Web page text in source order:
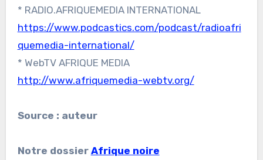
* RADIO.AFRIQUEMEDIA INTERNATIONAL
https://www.podcastics.com/podcast/radioafri
quemedia-international/
* WebTV AFRIQUE MEDIA
http://www.afriquemedia-webtv.org/
Source : auteur
Notre dossier Afrique noire